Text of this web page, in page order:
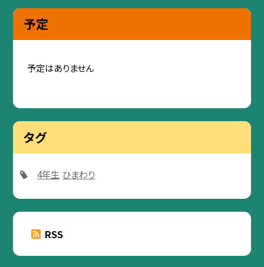
予定
予定はありません
タグ
4年生 ひまわり
RSS